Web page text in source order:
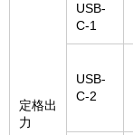
定格出
力
USB-
C-1
USB-
C-2